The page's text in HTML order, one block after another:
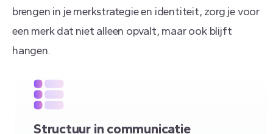
brengen in je merkstrategie en identiteit, zorg je voor
een merk dat niet alleen opvalt, maar ook blijft
hangen.
Structuur in communicatie